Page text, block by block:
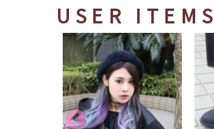
USER ITEMS